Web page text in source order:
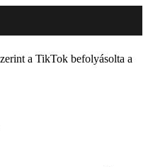
a TikTok befolyásolta a